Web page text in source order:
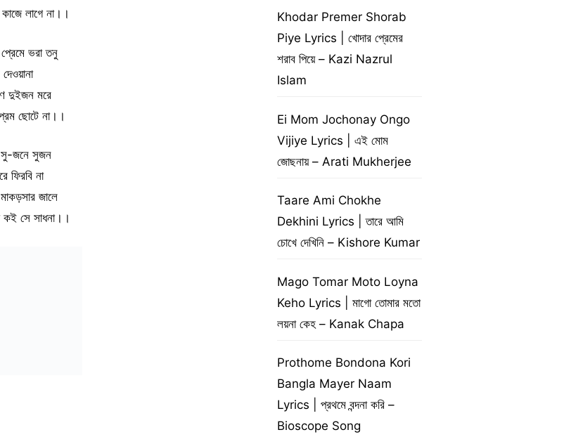
লাগে না।।
ভরা তনু
দুইজন মরে
ছোটে না।।
সু-জনে সুজন
ফিরবি না
জালে
সে সাধনা।।
Khodar Premer Shorab
Piye Lyrics | খোদার প্রেমের
শরাব পিয়ে – Kazi Nazrul
Islam
Ei Mom Jochonay Ongo
Vijiye Lyrics | এই মোম
জোছনায় – Arati Mukherjee
Taare Ami Chokhe
Dekhini Lyrics | তারে আমি
চোখে দেখিনি – Kishore Kumar
Mago Tomar Moto Loyna
Keho Lyrics | মাগো তোমার মতো
লয়না কেহ – Kanak Chapa
Prothome Bondona Kori
Bangla Mayer Naam
Lyrics | প্রথমে বন্দনা করি –
Bioscope Song